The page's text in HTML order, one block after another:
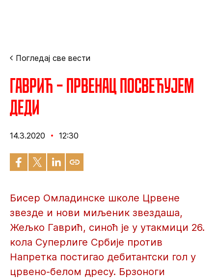
Погледај све вести
Гаврић – Првенац посвећујем
деди
14.3.2020 12:30
Бисер Омладинске школе Црвене
звезде и нови миљеник звездаша,
Жељко Гаврић, синоћ је у утакмици 26.
кола Суперлиге Србије против
Напретка постигао дебитантски гол у
црвено-белом дресу. Брзоноги